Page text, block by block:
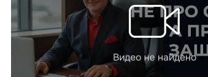
Видео не найдено